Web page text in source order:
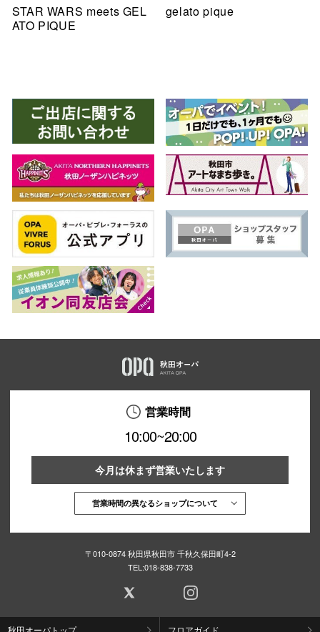
STAR WARS meets GEL
ATO PIQUE
gelato pique
営業時間
10:00~20:00
今月は休まず営業いたします
営業時間の異なるショップについて
〒010-0874 秋田県秋田市 千秋久保田町4-2
TEL:018-838-7733